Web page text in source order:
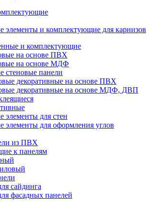
элементы и комплектующие для карнизов
и комплектующие
на основе ПВХ
на основе МДФ
стеновые панели
декоративные на основе ПВХ
декоративные на основе МДФ, ДВП
элементы для стен
элементы для оформления углов
из ПВХ
к панелям
сайдинга
фасадных панелей